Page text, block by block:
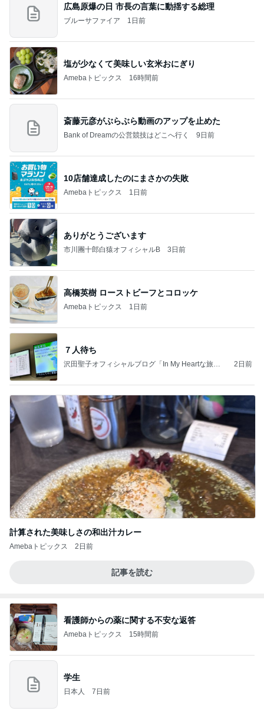
広島原爆の日 市長の言葉に動揺する総理
ブルーサファイア 1日前
塩が少なくて美味しい玄米おにぎり
Amebaトピックス 16時間前
斎藤元彦がぶらぶら動画のアップを止めた
Bank of Dreamの公営競技はどこへ行く 9日前
10店舗達成したのにまさかの失敗
Amebaトピックス 1日前
ありがとうございます
市川團十郎白猿オフィシャルB 3日前
高橋英樹 ローストビーフとコロッケ
Amebaトピックス 1日前
７人待ち
沢田聖子オフィシャルブログ「In My Heartな旅日
2日前
計算された美味しさの和出汁カレー
Amebaトピックス 2日前
記事を読む
看護師からの薬に関する不安な返答
Amebaトピックス 15時間前
学生
日本人 7日前